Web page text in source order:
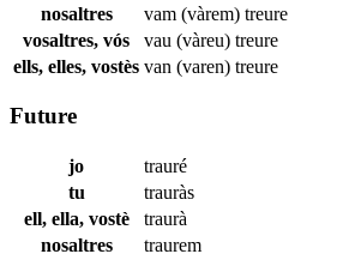
nosaltres
vam (vàrem) treure
vosaltres, vós
vau (vàreu) treure
ells, elles, vostès van (varen) treure
Future
jo
trauré
tu
trauràs
ell, ella, vostè
traurà
nosaltres
traurem